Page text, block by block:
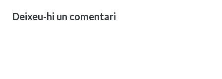
Deixeu-hi un comentari